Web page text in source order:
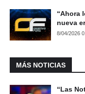
“Ahora
nueva
8/04/2026
MÁS NOTICIAS
“Las